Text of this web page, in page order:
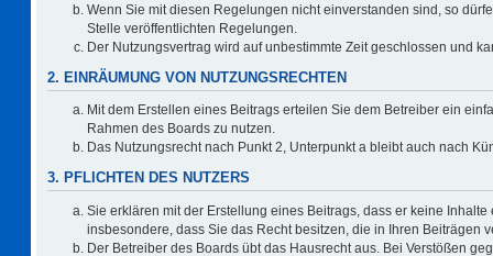
Wenn Sie mit diesen Regelungen nicht einverstanden sind, so
Stelle veröffentlichten Regelungen.
Der Nutzungsvertrag wird auf unbestimmte Zeit geschlossen und
2. EINRÄUMUNG VON NUTZUNGSRECHTEN
Mit dem Erstellen eines Beitrags erteilen Sie dem Betreiber ein
Rahmen des Boards zu nutzen.
Das Nutzungsrecht nach Punkt 2, Unterpunkt a bleibt auch nach
3. PFLICHTEN DES NUTZERS
Sie erklären mit der Erstellung eines Beitrags, dass er keine
insbesondere, dass Sie das Recht besitzen, die in Ihren Beiträgen
Der Betreiber des Boards übt das Hausrecht aus. Bei Verstößen